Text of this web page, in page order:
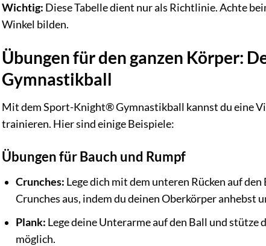
Wichtig: Diese Tabelle dient nur als Richtlinie. Achte
Winkel bilden.
Übungen für den ganzen Körper:
Gymnastikball
Mit dem Sport-Knight® Gymnastikball kannst du eine
trainieren. Hier sind einige Beispiele:
Übungen für Bauch und Rumpf
Crunches: Lege dich mit dem unteren Rücken auf
Crunches aus, indem du deinen Oberkörper anhebst
Plank: Lege deine Unterarme auf den Ball und stütze
möglich.